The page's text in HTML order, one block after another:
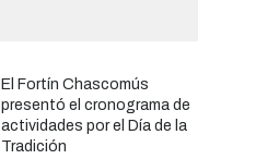
El Fortín Chascomús
presentó el cronograma de
actividades por el Día de la
Tradición